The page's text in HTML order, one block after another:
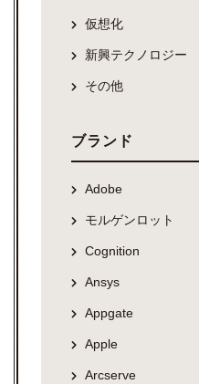
仮想化
新興テクノロジー
その他
ブランド
Adobe
モルゲンロット
Cognition
Ansys
Appgate
Apple
Arcserve